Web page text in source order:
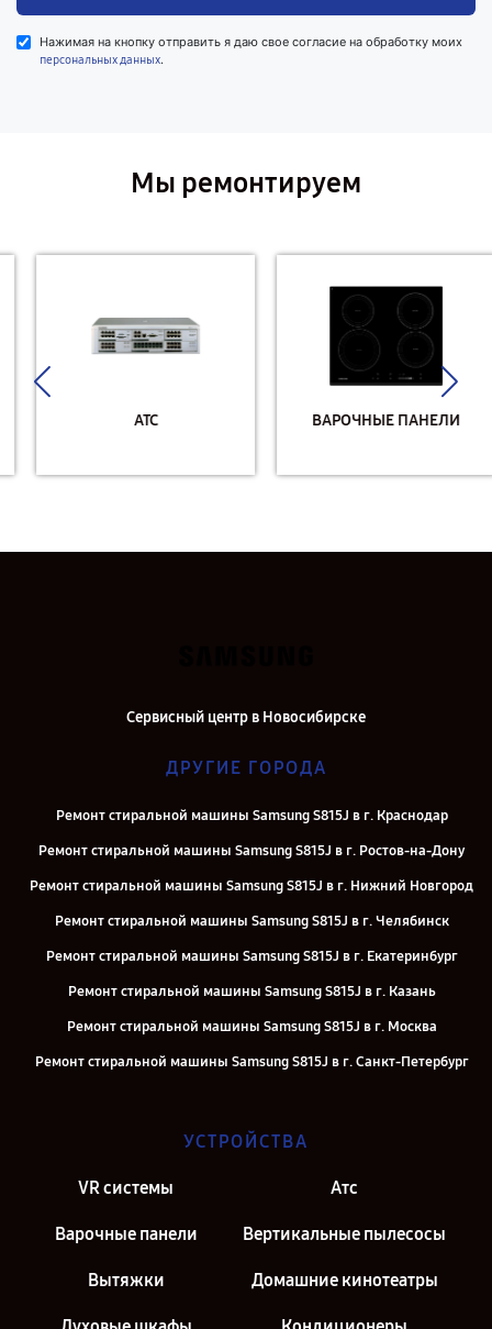
Нажимая на кнопку отправить я даю свое согласие на обработку моих
персональных данных.
Мы ремонтируем
АТС ВАРОЧНЫЕ ПАНЕЛИ
Сервисный центр в Новосибирске
ДРУГИЕ ГОРОДА
Ремонт стиральной машины Samsung S815J в г. Краснодар
Ремонт стиральной машины Samsung S815J в г. Ростов-на-Дону
Ремонт стиральной машины Samsung S815J в г. Нижний Новгород
Ремонт стиральной машины Samsung S815J в г. Челябинск
Ремонт стиральной машины Samsung S815J в г. Екатеринбург
Ремонт стиральной машины Samsung S815J в г. Казань
Ремонт стиральной машины Samsung S815J в г. Москва
Ремонт стиральной машины Samsung S815J в г. Санкт-Петербург
УСТРОЙСТВА
VR системы Атс
Варочные панели Вертикальные пылесосы
Вытяжки Домашние кинотеатры